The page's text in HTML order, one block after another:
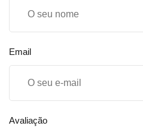
Email
Avaliação